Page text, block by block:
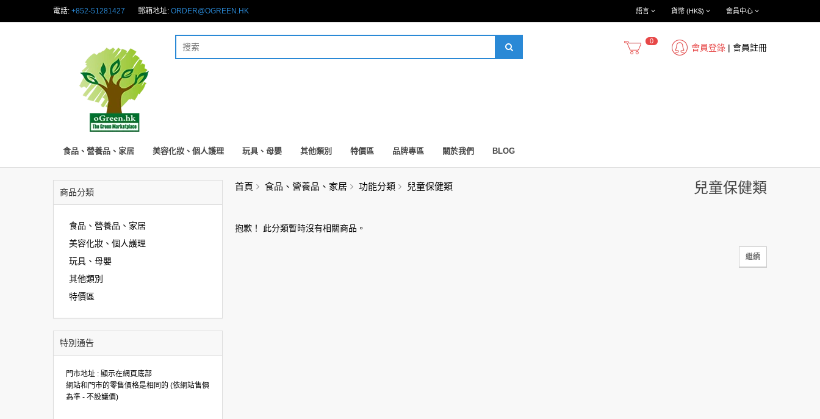
電話: +852-51281427 郵箱地址: ORDER@OGREEN.HK 會員中心
貨幣 (HK$)
語言
會員登錄 | 會員註冊
0
食品、營養品、家居 美容化妝、個人護理 玩具、母嬰 其他類別 特價區 品牌專區 關於我們 BLOG
商品分類
食品、營養品、家居
美容化妝、個人護理
玩具、母嬰
其他類別
特價區
特別通告
門市地址 : 顯示在網頁底部
網站和門市的零售價格是相同的 (依網站售價
為準 - 不設議價)
首頁 食品、營養品、家居 功能分類 兒童保健類 兒童保健類
抱歉！ 此分類暫時沒有相關商品。
繼續